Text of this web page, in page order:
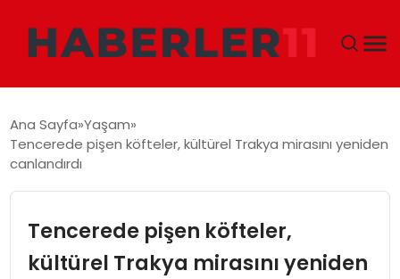
DÜNYA
Ana Sayfa Yaşam
Tencerede pişen köfteler, kültürel Trakya mirasını yeniden
canlandırdı
Tencerede pişen köfteler,
kültürel Trakya mirasını yeniden